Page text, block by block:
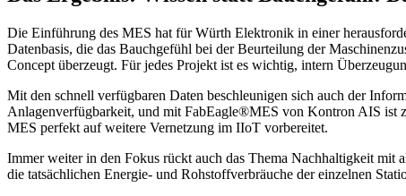
Die Einführung des MES hat für Würth Elektronik in einer
Datenbasis, die das Bauchgefühl bei der Beurteilung der
Concept überzeugt. Für jedes Projekt ist es wichtig, intern
Mit den schnell verfügbaren Daten beschleunigen sich auch der
Anlagenverfügbarkeit, und mit FabEagle®MES von Kontron AIS ist
MES perfekt auf weitere Vernetzung im IIoT vorbereitet.
Immer weiter in den Fokus rückt auch das Thema Nachhaltigkeit mit
die tatsächlichen Energie- und Rohstoffverbräuche der einzelnen